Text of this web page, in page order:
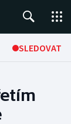
SLEDOVAT